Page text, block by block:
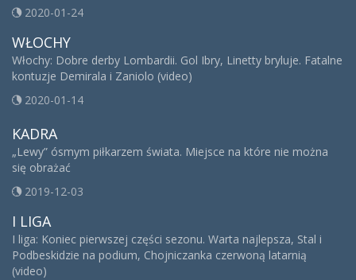
2020-01-24
WŁOCHY
Włochy: Dobre derby Lombardii. Gol Ibry, Linetty bryluje. Fatalne
kontuzje Demirala i Zaniolo (video)
2020-01-14
KADRA
„Lewy” ósmym piłkarzem świata. Miejsce na które nie można
się obrażać
2019-12-03
I LIGA
I liga: Koniec pierwszej części sezonu. Warta najlepsza, Stal i
Podbeskidzie na podium, Chojniczanka czerwoną latarnią
(video)